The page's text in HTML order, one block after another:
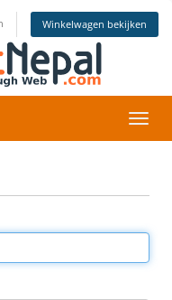
Winkelwagen bekijken
in-/